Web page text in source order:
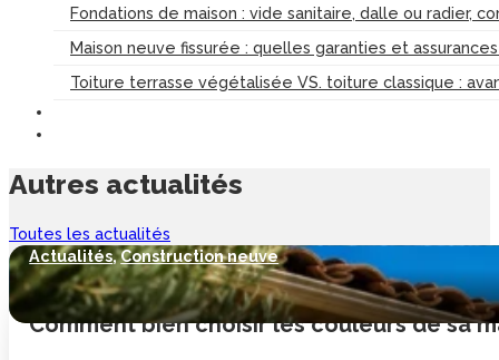
Fondations de maison : vide sanitaire, dalle ou radier,
Maison neuve fissurée : quelles garanties et
Toiture terrasse végétalisée VS. toiture classique :
Autres actualités
Toutes les actualités
Actualités,Construction neuve
Comment bien choisir les couleurs de sa